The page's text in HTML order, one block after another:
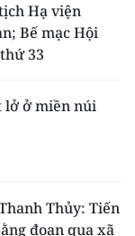
Hạ viện
Bế mạc Hội
33
lở ở miền núi
Thủy: Tiến
đoạn qua xã